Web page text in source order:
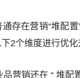
存在营销“堆配
2个维度进行优化